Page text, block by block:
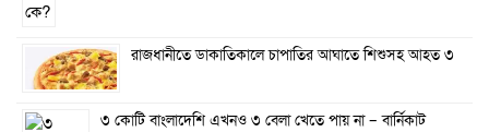
রাজধানীতে ডাকাতিকালে চাপাতির আঘাতে শিশুসহ আহত ৩
৩ কোটি বাংলাদেশি এখনও ৩ বেলা খেতে পায় না – বার্নিকাট